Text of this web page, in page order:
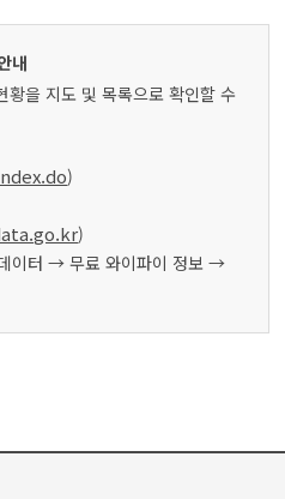
내
황을 지도 및 목록으로 확인할 수
)
)
이터 → 무료 와이파이 정보 →